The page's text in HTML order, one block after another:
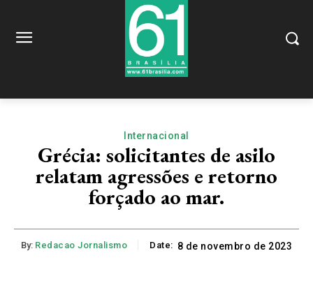
Internacional
Grécia: solicitantes de asilo
relatam agressões e retorno
forçado ao mar.
By: Redacao Jornalismo Date: 8 de novembro de 2023